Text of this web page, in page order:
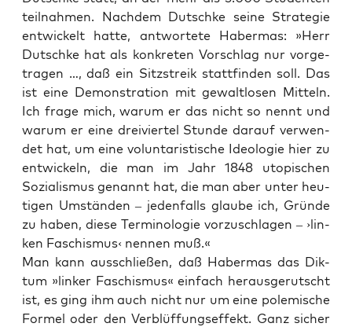
teil­nah­men. Nach­dem Dutsch­ke sei­ne Stra­te­gie
ent­wi­ckelt hat­te, ant­wor­te­te Haber­mas: »Herr
Dutsch­ke hat als kon­kre­ten Vor­schlag nur vor­ge­
tra­gen …, daß ein Sitz­streik statt­fin­den soll. Das
ist eine Demons­tra­ti­on mit gewalt­lo­sen Mit­teln.
Ich fra­ge mich, war­um er das nicht so nennt und
war­um er eine drei­vier­tel Stun­de dar­auf ver­wen­
det hat, um eine vol­un­t­a­ris­ti­sche Ideo­lo­gie hier zu
ent­wi­ckeln, die man im Jahr 1848 uto­pi­schen
Sozia­lis­mus genannt hat, die man aber unter heu­
ti­gen Umstän­den – jeden­falls glau­be ich, Grün­de
zu haben, die­se Ter­mi­no­lo­gie vor­zu­schla­gen – ›lin­
ken Faschis­mus‹ nen­nen muß.«
Man kann aus­schlie­ßen, daß Haber­mas das Dik­
tum »lin­ker Faschis­mus« ein­fach her­aus­ge­rutscht
ist, es ging ihm auch nicht nur um eine pole­mi­sche
For­mel oder den Ver­blüf­fungs­ef­fekt. Ganz sicher